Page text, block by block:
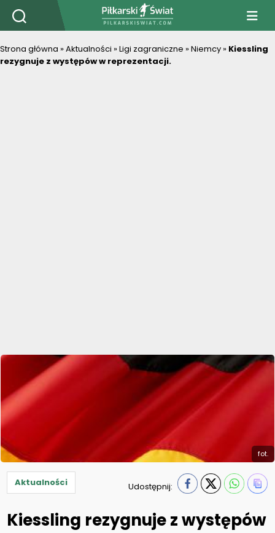
PiłkarskiSwiat.com
Strona główna »Aktualności »Ligi zagraniczne »Niemcy » Kiessling
rezygnuje z występów w reprezentacji.
fot.
Aktualności Udostępnij:
Kiessling rezygnuje z występów